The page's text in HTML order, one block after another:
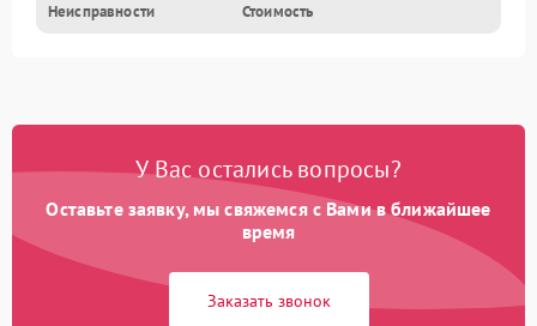
Неисправности Стоимость
У Вас остались вопросы?
Оставьте заявку, мы свяжемся с Вами в ближайшее
время
Заказать звонок